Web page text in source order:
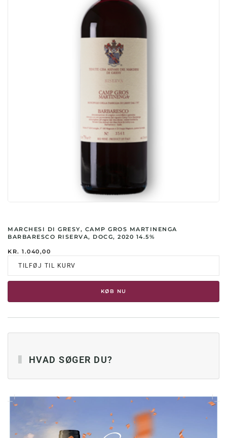
MARCHESI DI GRESY, CAMP GROS MARTINENGA
BARBARESCO RISERVA, DOCG, 2020 14.5%
KR. 1.040,00
TILFØJ TIL KURV
KØB NU
HVAD SØGER DU?